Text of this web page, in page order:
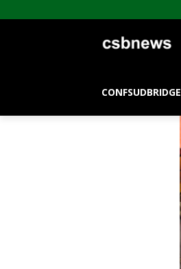
CONFSUDBRIDGE